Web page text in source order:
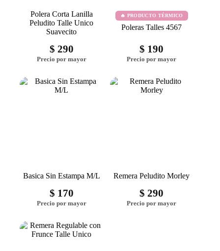
Polera Corta Lanilla
Peludito Talle Unico
Suavecito
$ 290
🔥 PRODUCTO TÉRMICO
Poleras Talles 4567
$ 190
Basica Sin Estampa M/L
$ 170
Remera Peludito Morley
$ 290